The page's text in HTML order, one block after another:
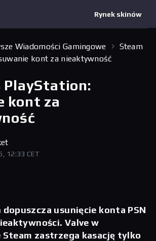
Rynek skinów
Wiadomości Gamingowe
Steam
kont za nieaktywność
PlayStation:
kont za
12:33 CET
usunięcie konta PSN
Valve w
Steam zastrzega kasację tylko